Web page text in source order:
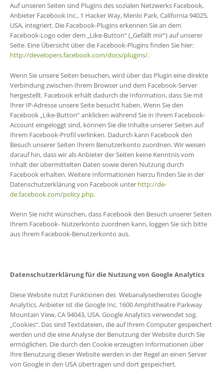
Auf unseren Seiten sind Plugins des sozialen Netzwerks Facebook,
Anbieter Facebook Inc., 1 Hacker Way, Menlo Park, California 94025,
USA, integriert. Die Facebook-Plugins erkennen Sie an dem
Facebook-Logo oder dem „Like-Button“ („Gefällt mir“) auf unserer
Seite. Eine Übersicht über die Facebook-Plugins finden Sie hier:
http://developers.facebook.com/docs/plugins/.
Wenn Sie unsere Seiten besuchen, wird über das Plugin eine direkte
Verbindung zwischen Ihrem Browser und dem Facebook-Server
hergestellt. Facebook erhält dadurch die Information, dass Sie mit
Ihrer IP-Adresse unsere Seite besucht haben. Wenn Sie den
Facebook „Like-Button“ anklicken während Sie in Ihrem Facebook-
Account eingeloggt sind, können Sie die Inhalte unserer Seiten auf
Ihrem Facebook-Profil verlinken. Dadurch kann Facebook den
Besuch unserer Seiten Ihrem Benutzerkonto zuordnen. Wir weisen
darauf hin, dass wir als Anbieter der Seiten keine Kenntnis vom
Inhalt der übermittelten Daten sowie deren Nutzung durch
Facebook erhalten. Weitere Informationen hierzu finden Sie in der
Datenschutzerklärung von Facebook unter http://de-
de.facebook.com/policy.php.
Wenn Sie nicht wünschen, dass Facebook den Besuch unserer Seiten
Ihrem Facebook- Nutzerkonto zuordnen kann, loggen Sie sich bitte
aus Ihrem Facebook-Benutzerkonto aus.
Datenschutzerklärung für die Nutzung von Google Analytics
Diese Website nutzt Funktionen des Webanalysedienstes Google
Analytics. Anbieter ist die Google Inc. 1600 Amphitheatre Parkway
Mountain View, CA 94043, USA. Google Analytics verwendet sog.
„Cookies“. Das sind Textdateien, die auf Ihrem Computer gespeichert
werden und die eine Analyse der Benutzung der Website durch Sie
ermöglichen. Die durch den Cookie erzeugten Informationen über
Ihre Benutzung dieser Website werden in der Regel an einen Server
von Google in den USA übertragen und dort gespeichert.